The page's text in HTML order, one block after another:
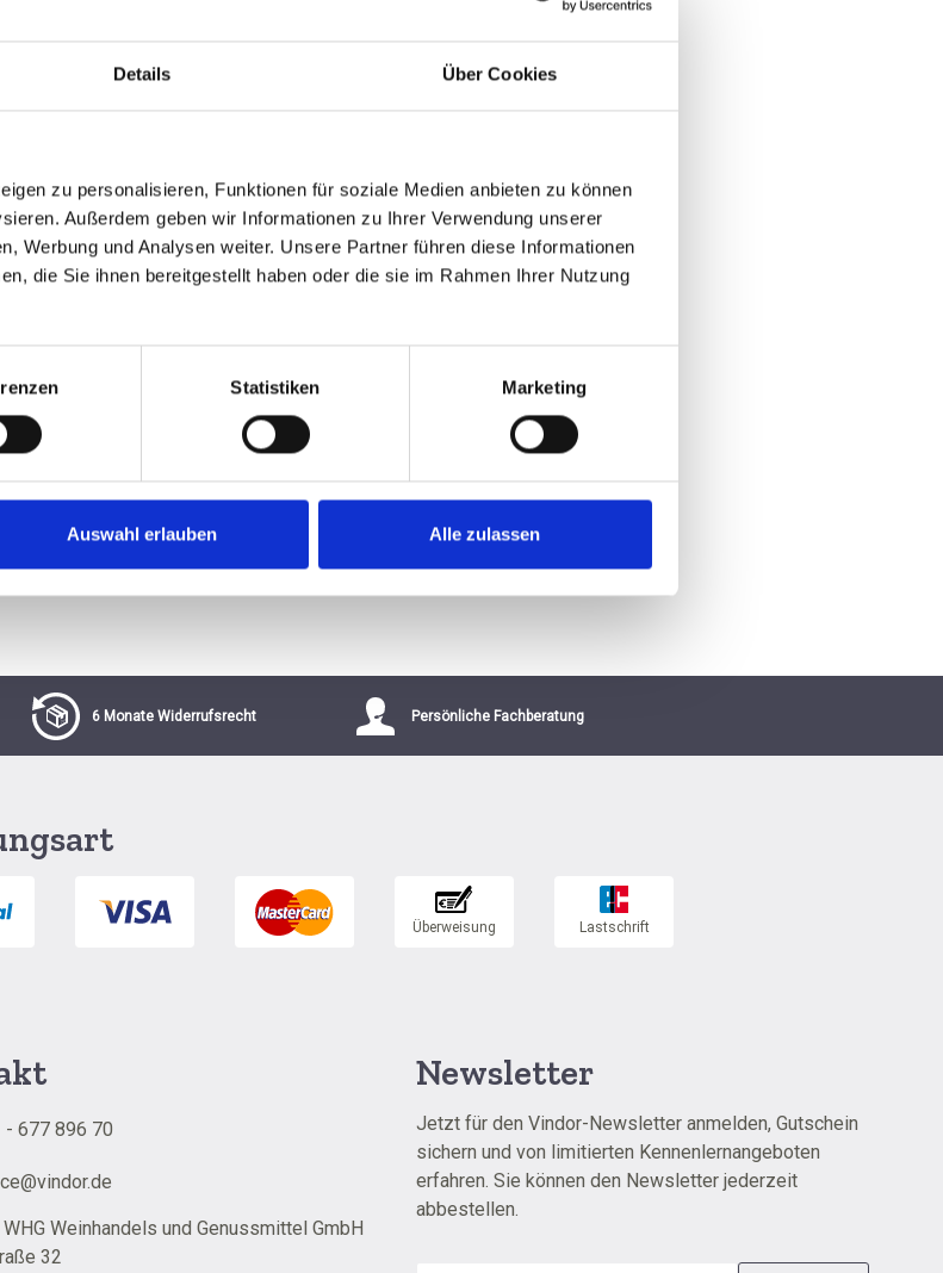
Details Über Cookies
zu personalisieren, Funktionen für soziale Medien anbieten zu können
Außerdem geben wir Informationen zu Ihrer Verwendung unserer
Werbung und Analysen weiter. Unsere Partner führen diese Informationen
die Sie ihnen bereitgestellt haben oder die sie im Rahmen Ihrer Nutzung
Statistiken Marketing
Auswahl erlauben Alle zulassen
6 Monate Widerrufsrecht Persönliche Fachberatung
- 677 896 70
Weinhandels und Genussmittel GmbH
32
Newsletter
Jetzt für den Vindor-Newsletter anmelden, Gutschein
sichern und von limitierten Kennenlernangeboten
erfahren. Sie können den Newsletter jederzeit
abbestellen.